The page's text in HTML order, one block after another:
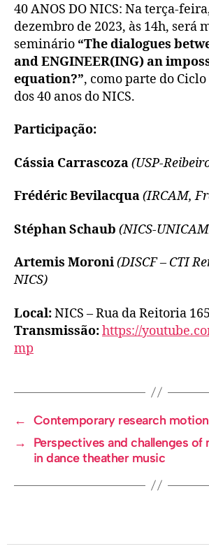
40 ANOS DO NICS: Na terça-
dezembro de 2023, às 14h, será
seminário “The dialogues
and ENGINEER(ING) an
equation?”, como parte do
dos 40 anos do NICS.
Participação:
Cássia Carrascoza(USP-
Frédéric Bevilacqua(IRCAM,
Stéphan Schaub (NICS-
Artemis Moroni(DISCF – CTI
NICS)
Local:NICS – Rua da Reitoria
Transmissão:https://
mp
← Contemporary research
→
Perspectives and challenges
in dance theather music